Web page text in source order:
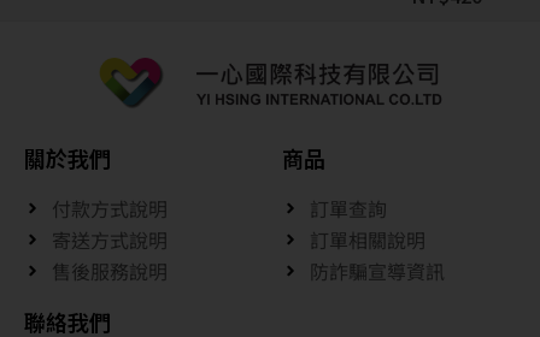
關於我們
付款方式說明
寄送方式說明
售後服務說明
商品
訂單查詢
訂單相關說明
防詐騙宣導資訊
聯絡我們